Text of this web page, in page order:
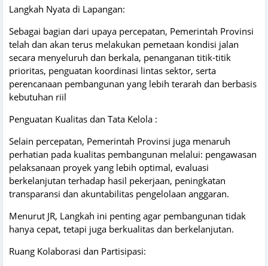
Langkah Nyata di Lapangan:
Sebagai bagian dari upaya percepatan, Pemerintah Provinsi
telah dan akan terus melakukan pemetaan kondisi jalan
secara menyeluruh dan berkala, penanganan titik-titik
prioritas, penguatan koordinasi lintas sektor, serta
perencanaan pembangunan yang lebih terarah dan berbasis
kebutuhan riil
Penguatan Kualitas dan Tata Kelola :
Selain percepatan, Pemerintah Provinsi juga menaruh
perhatian pada kualitas pembangunan melalui: pengawasan
pelaksanaan proyek yang lebih optimal, evaluasi
berkelanjutan terhadap hasil pekerjaan, peningkatan
transparansi dan akuntabilitas pengelolaan anggaran.
Menurut JR, Langkah ini penting agar pembangunan tidak
hanya cepat, tetapi juga berkualitas dan berkelanjutan.
Ruang Kolaborasi dan Partisipasi: